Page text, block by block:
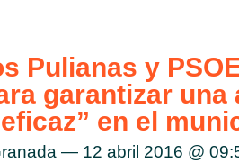
Pulianas y
garantizar una
en el
— 12 abril 2016 @